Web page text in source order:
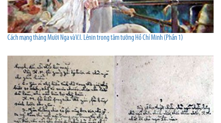
Cách mạng tháng Mười Nga và V.I. Lênin trong tâm tưởng Hồ Chí Minh (Phần 1)